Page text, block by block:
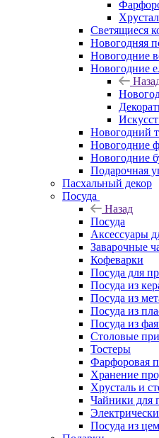
Светящиеся
Новогодняя
Новогодние
Новогодние
Новогодний
Новогодние
Новогодние
Подарочная
Пасхальный декор
Посуда
Назад
Посуда
Аксессуары
Заварочные
Кофеварки
Посуда для
Посуда из
Посуда из
Посуда из
Посуда из
Столовые
Тостеры
Фарфоровая
Хранение
Хрусталь и
Чайники для
Посуда из